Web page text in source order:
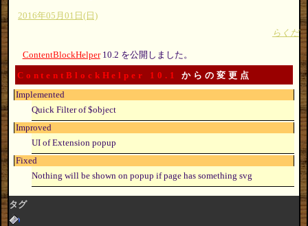
2016年05月01日(日)
らくだ
ContentBlockHelper10.2 を公開しました。
ContentBlockHelper 10.1
からの変更点
Implemented
Quick Filter of $object
Improved
UI of Extension popup
Fixed
Nothing will be shown on popup if page has something svg
タグ